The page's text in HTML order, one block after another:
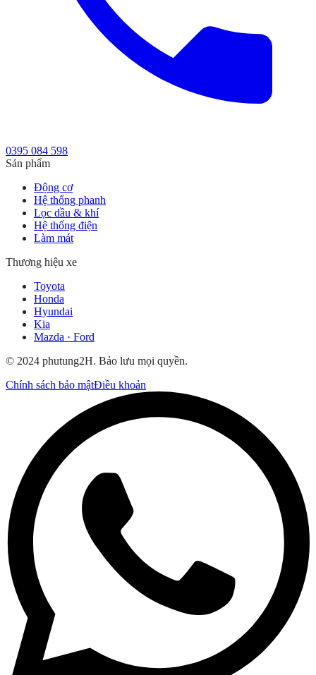
0395 084 598
Sản phẩm
Động cơ
Hệ thống phanh
Lọc dầu & khí
Hệ thống điện
Làm mát
Thương hiệu xe
Toyota
Honda
Hyundai
Kia
Mazda · Ford
© 2024 phutung2H. Bảo lưu mọi quyền.
Chính sách bảo mậtĐiều khoản